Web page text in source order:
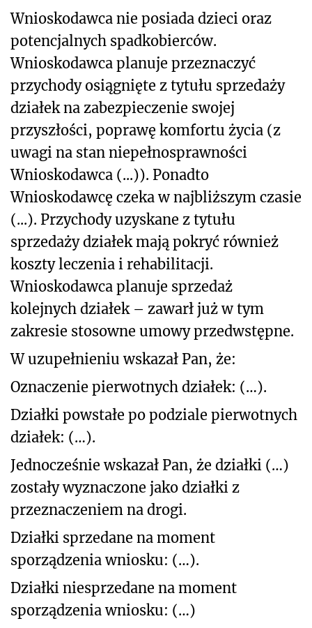
Wnioskodawca nie posiada dzieci oraz
potencjalnych spadkobierców.
Wnioskodawca planuje przeznaczyć
przychody osiągnięte z tytułu sprzedaży
działek na zabezpieczenie swojej
przyszłości, poprawę komfortu życia (z
uwagi na stan niepełnosprawności
Wnioskodawca (...)). Ponadto
Wnioskodawcę czeka w najbliższym czasie
(...). Przychody uzyskane z tytułu
sprzedaży działek mają pokryć również
koszty leczenia i rehabilitacji.
Wnioskodawca planuje sprzedaż
kolejnych działek – zawarł już w tym
zakresie stosowne umowy przedwstępne.
W uzupełnieniu wskazał Pan, że:
Oznaczenie pierwotnych działek: (…).
Działki powstałe po podziale pierwotnych
działek: (…).
Jednocześnie wskazał Pan, że działki (…)
zostały wyznaczone jako działki z
przeznaczeniem na drogi.
Działki sprzedane na moment
sporządzenia wniosku: (…).
Działki niesprzedane na moment
sporządzenia wniosku: (…)